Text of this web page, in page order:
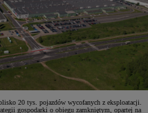
20 tys. pojazdów wycofanych z eksploatacji.
gospodarki o obiegu zamkniętym, opartej na